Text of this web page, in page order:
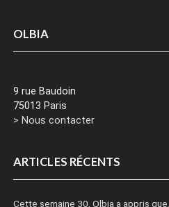
OLBIA
9 rue Baudoin
75013 Paris
> Nous contacter
ARTICLES RÉCENTS
Cette semaine 30, Olbia a appris que…